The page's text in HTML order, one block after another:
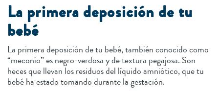
La primera deposición de tu
bebé
La primera deposición de tu bebé, también conocido como
“meconio” es negro-verdosa y de textura pegajosa. Son
heces que llevan los residuos del líquido amniótico, que tu
bebé ha estado tomando durante la gestación.